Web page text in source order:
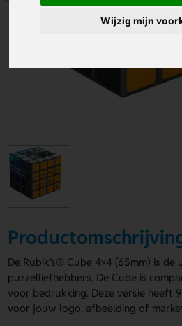
Wijzig mijn
De Rubik’s® Cube 4×4 (65mm) is
puzzelliefhebbers. De Cube is
voor bedrukking. Deze versie heeft
voor jouw logo, afbeelding of